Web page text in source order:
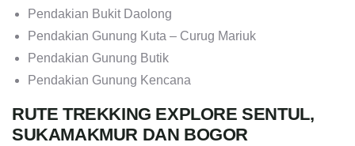
Pendakian Bukit Daolong
Pendakian Gunung Kuta – Curug Mariuk
Pendakian Gunung Butik
Pendakian Gunung Kencana
RUTE TREKKING EXPLORE SENTUL,
SUKAMAKMUR DAN BOGOR